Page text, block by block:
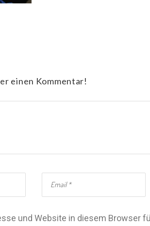
einen Kommentar!
und Website in diesem Browser